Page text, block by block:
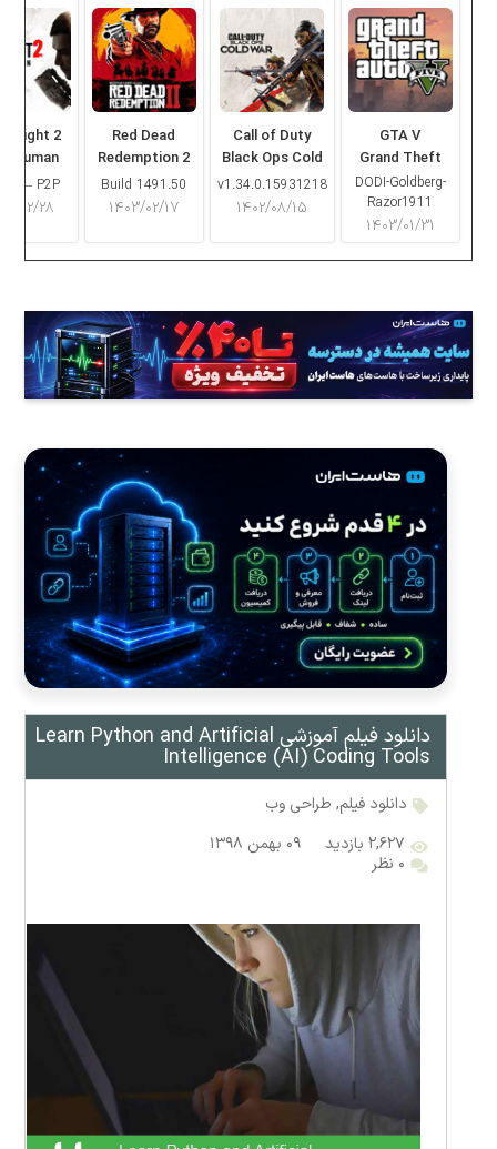
GTA V
Grand Theft
Auto V
DODI-Goldberg-
Razor1911
۱۴۰۳/۰۱/۳۱
Call of Duty
Black Ops Cold
War
v1.34.0.15931218
۱۴۰۲/۰۸/۱۵
Red Dead
Redemption 2
Build 1491.50
۱۴۰۳/۰۲/۱۷
Light 2
Human
– P2P
۱۴۰۳/
دانلود فیلم آموزشی Learn Python and Artificial
Intelligence (AI) Coding Tools
دانلود فیلم, طراحی وب
۲,۶۲۷ بازدید
۰۹ بهمن ۱۳۹۸
۰ نظر